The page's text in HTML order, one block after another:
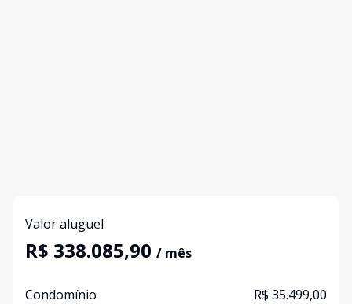
Valor aluguel
R$ 338.085,90 / mês
Condomínio R$ 35.499,00